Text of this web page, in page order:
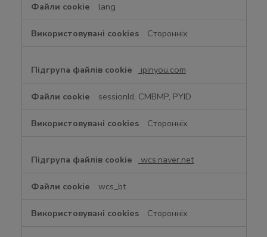
lang
Сторонніх
ipinyou.com
sessionId, CMBMP, PYID
Сторонніх
wcs.naver.net
wcs_bt
Сторонніх